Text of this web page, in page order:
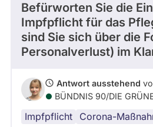
Befürworten Sie die
Impfpflicht für das
sind Sie sich über die
Personalverlust) im
Antwort ausstehend
BÜNDNIS 90/­DIE
Impfpflicht Corona-
Corona-
Gesundheitspolitik
Gesundheitssystem
Pflege